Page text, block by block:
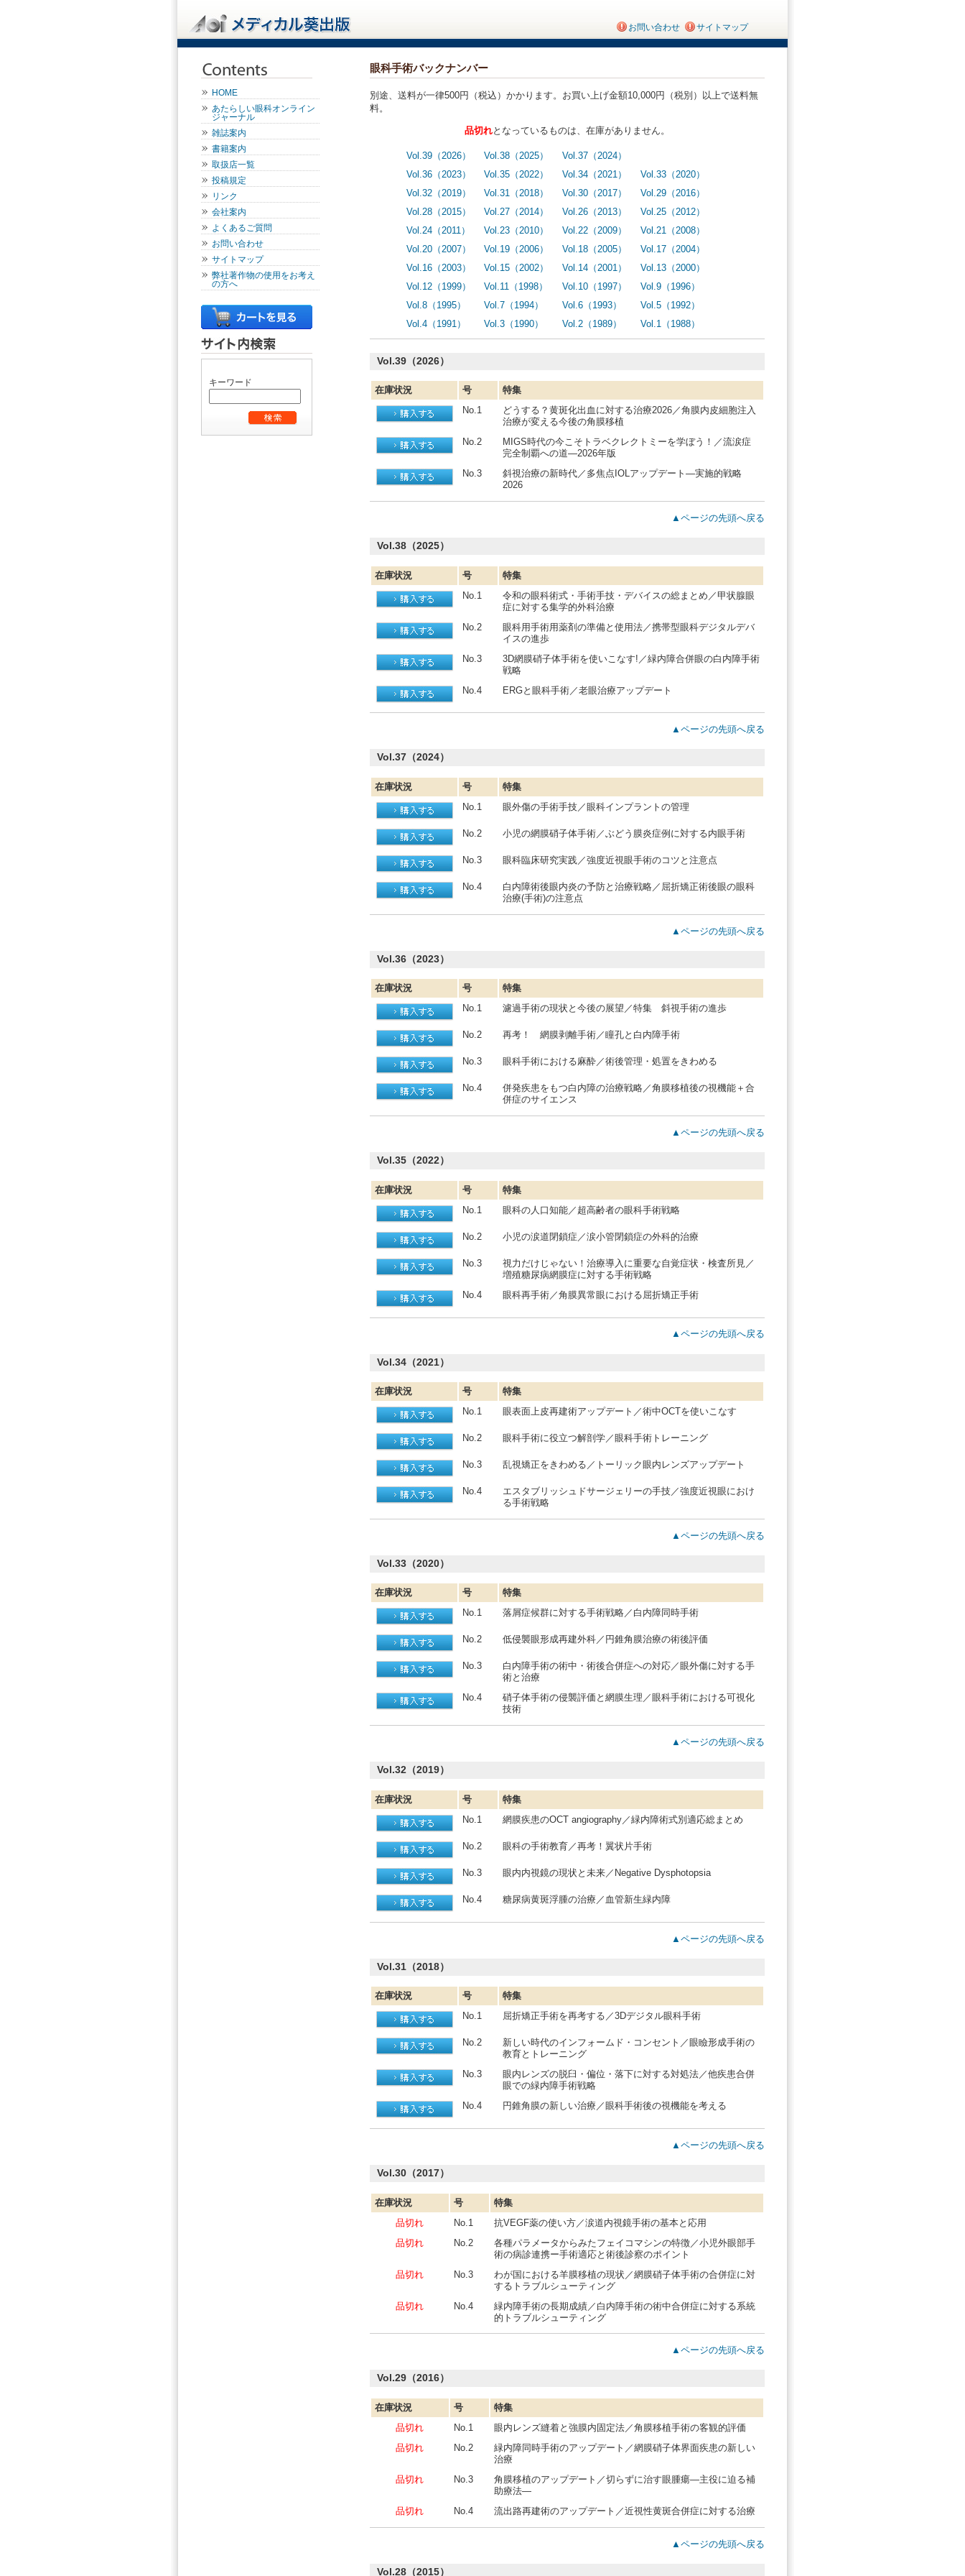
お問い合わせ サイトマップ
HOME
あたらしい眼科オンライン
ジャーナル
雑誌案内
書籍案内
取扱店一覧
投稿規定
リンク
会社案内
よくあるご質問
お問い合わせ
サイトマップ
弊社著作物の使用をお考え
の方へ
キーワード
眼科手術バックナンバー
別途、送料が一律500円（税込）かかります。お買い上げ金額10,000円（税別）以上で送料無
料。
品切れとなっているものは、在庫がありません。
Vol.39（2026） Vol.38（2025）
Vol.37（2024）
Vol.36（2023）
Vol.35（2022） Vol.34（2021）
Vol.33（2020）
Vol.32（2019）
Vol.31（2018） Vol.30（2017）
Vol.29（2016）
Vol.28（2015）
Vol.27（2014） Vol.26（2013）
Vol.25（2012）
Vol.24（2011）
Vol.23（2010） Vol.22（2009）
Vol.21（2008）
Vol.20（2007）
Vol.19（2006） Vol.18（2005）
Vol.17（2004）
Vol.16（2003）
Vol.15（2002） Vol.14（2001）
Vol.13（2000）
Vol.12（1999）
Vol.11（1998） Vol.10（1997）
Vol.9（1996）
Vol.8（1995）
Vol.7（1994） Vol.6（1993）
Vol.5（1992）
Vol.4（1991）
Vol.3（1990） Vol.2（1989） Vol.1（1988）
Vol.39（2026）
在庫状況 号
特集
No.1
どうする？黄斑化出血に対する治療2026／角膜内皮細胞注入
治療が変える今後の角膜移植
No.2
MIGS時代の今こそトラベクレクトミーを学ぼう！／流涙症
完全制覇への道—2026年版
No.3
斜視治療の新時代／多焦点IOLアップデート―実施的戦略
2026
▲ページの先頭へ戻る
Vol.38（2025）
在庫状況 号
特集
No.1
令和の眼科術式・手術手技・デバイスの総まとめ／甲状腺眼
症に対する集学的外科治療
No.2
眼科用手術用薬剤の準備と使用法／携帯型眼科デジタルデバ
イスの進歩
No.3
3D網膜硝子体手術を使いこなす!／緑内障合併眼の白内障手術
戦略
No.4
ERGと眼科手術／老眼治療アップデート
▲ページの先頭へ戻る
Vol.37（2024）
在庫状況 号
特集
No.1
眼外傷の手術手技／眼科インプラントの管理
No.2 小児の網膜硝子体手術／ぶどう膜炎症例に対する内眼手術
No.3 眼科臨床研究実践／強度近視眼手術のコツと注意点
No.4
白内障術後眼内炎の予防と治療戦略／屈折矯正術後眼の眼科
治療(手術)の注意点
▲ページの先頭へ戻る
Vol.36（2023）
在庫状況 号
特集
No.1
濾過手術の現状と今後の展望／特集 斜視手術の進歩
No.2 再考！ 網膜剥離手術／瞳孔と白内障手術
No.3 眼科手術における麻酔／術後管理・処置をきわめる
No.4
併発疾患をもつ白内障の治療戦略／角膜移植後の視機能＋合
併症のサイエンス
▲ページの先頭へ戻る
Vol.35（2022）
在庫状況 号
特集
No.1
眼科の人口知能／超高齢者の眼科手術戦略
No.2 小児の涙道閉鎖症／涙小管閉鎖症の外科的治療
No.3
視力だけじゃない！治療導入に重要な自覚症状・検査所見／
増殖糖尿病網膜症に対する手術戦略
No.4
眼科再手術／角膜異常眼における屈折矯正手術
▲ページの先頭へ戻る
Vol.34（2021）
在庫状況 号
特集
No.1
眼表面上皮再建術アップデート／術中OCTを使いこなす
No.2 眼科手術に役立つ解剖学／眼科手術トレーニング
No.3 乱視矯正をきわめる／トーリック眼内レンズアップデート
No.4
エスタブリッシュドサージェリーの手技／強度近視眼におけ
る手術戦略
▲ページの先頭へ戻る
Vol.33（2020）
在庫状況 号
特集
No.1
落屑症候群に対する手術戦略／白内障同時手術
No.2 低侵襲眼形成再建外科／円錐角膜治療の術後評価
No.3
白内障手術の術中・術後合併症への対応／眼外傷に対する手
術と治療
No.4
硝子体手術の侵襲評価と網膜生理／眼科手術における可視化
技術
▲ページの先頭へ戻る
Vol.32（2019）
在庫状況 号
特集
No.1
網膜疾患のOCT angiography／緑内障術式別適応総まとめ
No.2 眼科の手術教育／再考！翼状片手術
No.3 眼内内視鏡の現状と未来／Negative Dysphotopsia
No.4 糖尿病黄斑浮腫の治療／血管新生緑内障
▲ページの先頭へ戻る
Vol.31（2018）
在庫状況 号
特集
No.1
屈折矯正手術を再考する／3Dデジタル眼科手術
No.2
新しい時代のインフォームド・コンセント／眼瞼形成手術の
教育とトレーニング
No.3
眼内レンズの脱臼・偏位・落下に対する対処法／他疾患合併
眼での緑内障手術戦略
No.4
円錐角膜の新しい治療／眼科手術後の視機能を考える
▲ページの先頭へ戻る
Vol.30（2017）
在庫状況 号
特集
品切れ
No.1
抗VEGF薬の使い方／涙道内視鏡手術の基本と応用
品切れ
No.2
各種パラメータからみたフェイコマシンの特徴／小児外眼部手
術の病診連携ー手術適応と術後診察のポイント
品切れ
No.3
わが国における羊膜移植の現状／網膜硝子体手術の合併症に対
するトラブルシューティング
品切れ
No.4
緑内障手術の長期成績／白内障手術の術中合併症に対する系統
的トラブルシューティング
▲ページの先頭へ戻る
Vol.29（2016）
在庫状況 号
特集
品切れ
No.1
眼内レンズ縫着と強膜内固定法／角膜移植手術の客観的評価
品切れ
No.2
緑内障同時手術のアップデート／網膜硝子体界面疾患の新しい
治療
品切れ
No.3
角膜移植のアップデート／切らずに治す眼腫瘍―主役に迫る補
助療法―
品切れ
No.4 流出路再建術のアップデート／近視性黄斑合併症に対する治療
▲ページの先頭へ戻る
Vol.28（2015）